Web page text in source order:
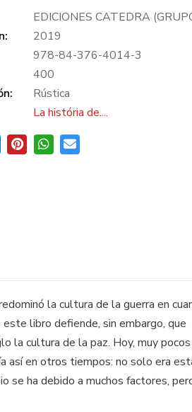
EDICIONES CATEDRA
2019
978-84-376-4014-3
400
Rústica
La história de....
la cultura de la guerra en
libro defiende, sin embargo, que
la cultura de la paz. Hoy, muy
así en otros tiempos: no solo era
se ha debido a muchos factores,